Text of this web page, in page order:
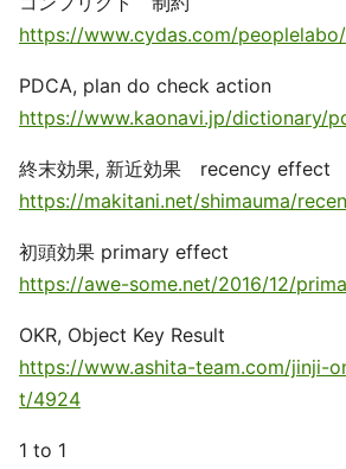
https://www.cydas.com/
PDCA, plan do check action
https://www.kaonavi.jp/dictionary/
終末効果, 新近効果 recency effect
https://makitani.net/shimauma/
初頭効果 primary effect
https://awe-some.net/2016/12/
OKR, Object Key Result
https://www.ashita-team.com/jinji-
t/4924
1 to 1